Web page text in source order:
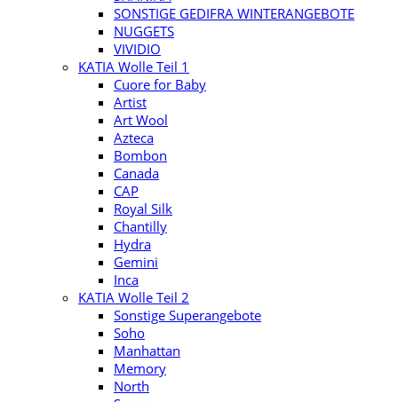
SONSTIGE GEDIFRA WINTERANGEBOTE
NUGGETS
VIVIDIO
KATIA Wolle Teil 1
Cuore for Baby
Artist
Art Wool
Azteca
Bombon
Canada
CAP
Royal Silk
Chantilly
Hydra
Gemini
Inca
KATIA Wolle Teil 2
Sonstige Superangebote
Soho
Manhattan
Memory
North